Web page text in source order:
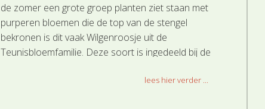
de zomer een grote groep planten ziet staan met
purperen bloemen die de top van de stengel
bekronen is dit vaak Wilgenroosje uit de
Teunisbloemfamilie. Deze soort is ingedeeld bij de
lees hier verder ...